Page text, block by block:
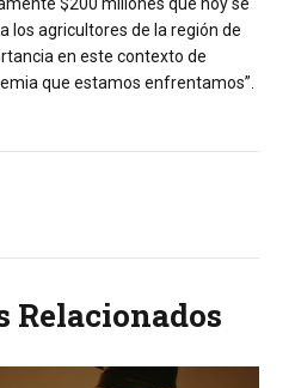
los agricultores de la región de
en este contexto de
que estamos enfrentamos”.
Relacionados